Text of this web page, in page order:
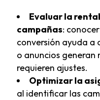
Evaluar la
campañas:
conversión ayuda a
o anuncios generan
requieren ajustes.
Optimizar la
al identificar las